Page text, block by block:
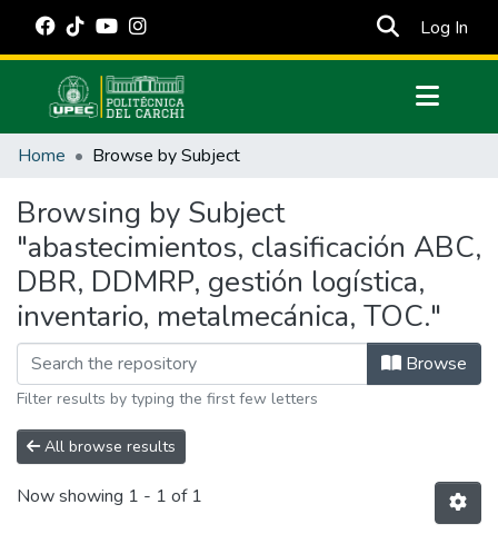
Log In
Communities & Collections
Estadísticas Externas
Manuales
Home Browse by Subject
Browsing by Subject
"abastecimientos, clasificación ABC,
DBR, DDMRP, gestión logística,
inventario, metalmecánica, TOC."
Browse
Filter results by typing the first few letters
All browse results
Now showing 1 - 1 of 1